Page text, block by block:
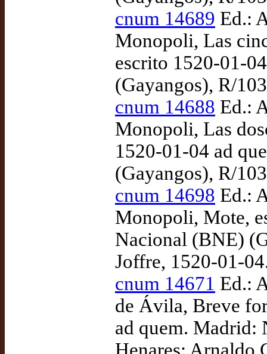
cnum 14689 Ed.:
Monopoli, Las
escrito 1520-01-
(Gayangos), R/
cnum 14688 Ed.:
Monopoli, Las
1520-01-04 ad
(Gayangos), R/
cnum 14698 Ed.:
Monopoli, Mote,
Nacional (BNE)
Joffre, 1520-01-
cnum 14671 Ed.:
de Ávila, Breve
ad quem. Madrid: